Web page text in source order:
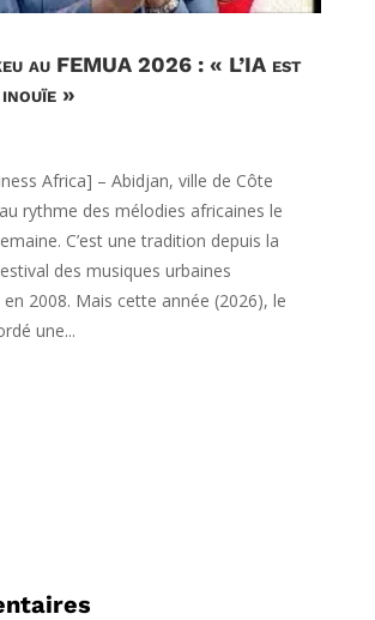
au FEMUA 2026 : « L’IA est
»
Africa] – Abidjan, ville de Côte
rythme des mélodies africaines le
C’est une tradition depuis la
des musiques urbaines
en 2008. Mais cette année (2026), le
une...